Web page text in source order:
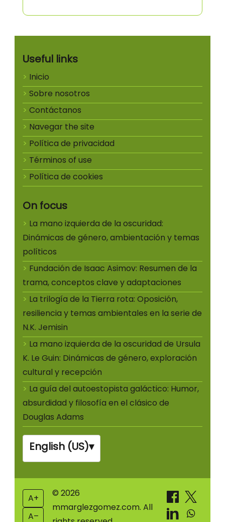
Useful links
Inicio
Sobre nosotros
Contáctanos
Navegar the site
Política de privacidad
Términos of use
Política de cookies
On focus
La mano izquierda de la oscuridad:
Dinámicas de género, ambientación y temas
políticos
Fundación de Isaac Asimov: Resumen de la
trama, conceptos clave y adaptaciones
La trilogía de la Tierra rota: Oposición,
resiliencia y temas ambientales en la serie de
N.K. Jemisin
La mano izquierda de la oscuridad de Ursula
K. Le Guin: Dinámicas de género, exploración
cultural y recepción
La guía del autoestopista galáctico: Humor,
absurdidad y filosofía en el clásico de
Douglas Adams
English (US)▾
A+
A–
© 2026
mmarglezgomez.com. All